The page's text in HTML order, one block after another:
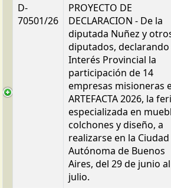
D-
70501/26
PROYECTO DE
DECLARACION - De la
diputada Nuñez y
diputados, declarando
Interés Provincial la
participación de 14
empresas misioneras
ARTEFACTA 2026, la
especializada en
colchones y diseño, a
realizarse en la Ciudad
Autónoma de Buenos
Aires, del 29 de junio
julio.